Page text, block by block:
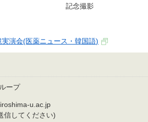
記念撮影
演会(医薬ニュース・韓国語)
ープ
u.ac.jp
信してください)